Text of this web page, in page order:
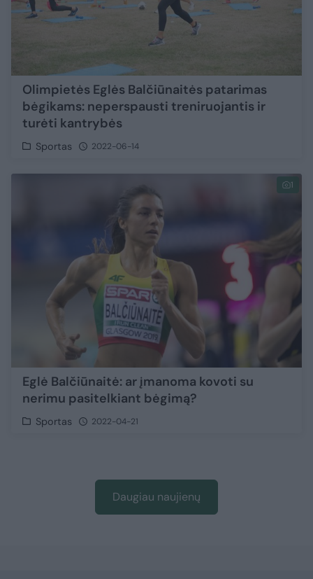
Olimpietės Eglės Balčiūnaitės patarimas
bėgikams: neperspausti treniruojantis ir
turėti kantrybės
Sportas 2022-06-14
1
Eglė Balčiūnaitė: ar įmanoma kovoti su
nerimu pasitelkiant bėgimą?
Sportas 2022-04-21
Daugiau naujienų